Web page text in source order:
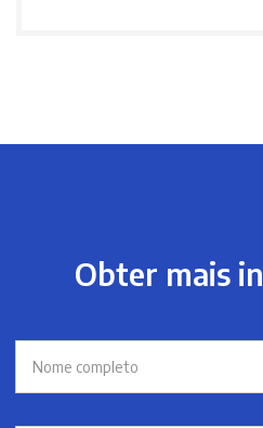
Obter mais